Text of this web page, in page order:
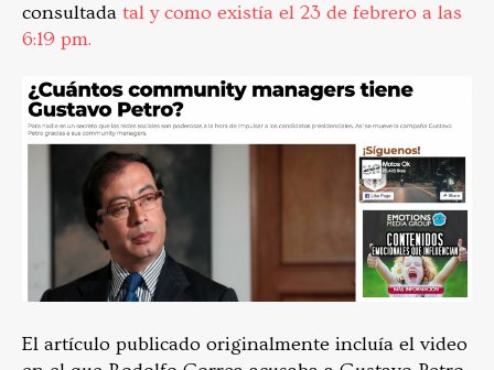
consultada tal y como existía el 23 de febrero a las
6:19 pm.
El artículo publicado originalmente incluía el video